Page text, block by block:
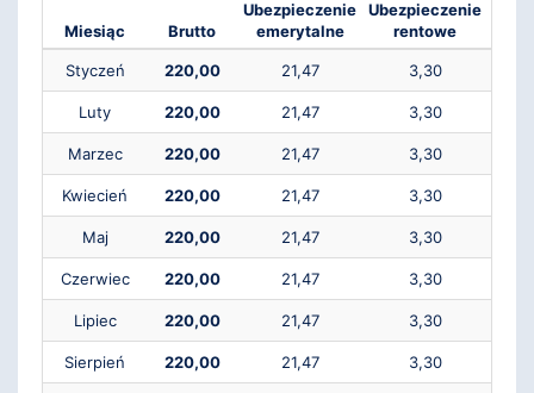
Miesiąc Brutto
Ubezpieczenie
emerytalne
Ubezpieczenie
rentowe
Styczeń 220,00 21,47 3,30
Luty 220,00 21,47 3,30
Marzec 220,00 21,47 3,30
Kwiecień 220,00 21,47 3,30
Maj 220,00 21,47 3,30
Czerwiec 220,00 21,47 3,30
Lipiec 220,00 21,47 3,30
Sierpień 220,00 21,47 3,30